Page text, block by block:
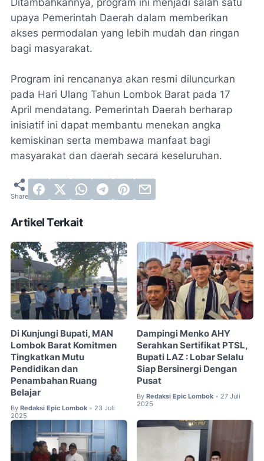
Ditambahkannya, program ini menjadi salah satu
upaya Pemerintah Daerah dalam memberikan
akses permodalan yang lebih mudah dan ringan
bagi masyarakat.
Program ini rencananya akan resmi diluncurkan
pada Hari Ulang Tahun Lombok Barat pada 17
April mendatang. Pemerintah Daerah berharap
inisiatif ini dapat membantu menekan angka
kemiskinan serta membawa manfaat bagi
masyarakat dan daerah secara keseluruhan.
Artikel Terkait
Di Kunjungi Bupati, MAN
Lombok Barat Komitmen
Tingkatkan Mutu
Pendidikan dan
Penambahan Ruang
Belajar
By Redaksi Epic Lombok • 23 Juli
2025
Dampingi Menko AHY
Serahkan Sertifikat PTSL,
Bupati LAZ : Lobar Selalu
Siap Bersinergi Dengan
Pusat
By Redaksi Epic Lombok • 27 Juli
2025